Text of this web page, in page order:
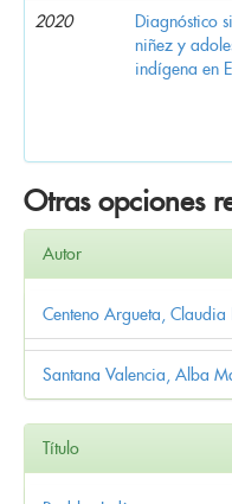
2020
Diagnóstico
niñez y
indígena en
Otras opciones
Autor
Centeno Argueta, Claudia
Santana Valencia, Alba
Título